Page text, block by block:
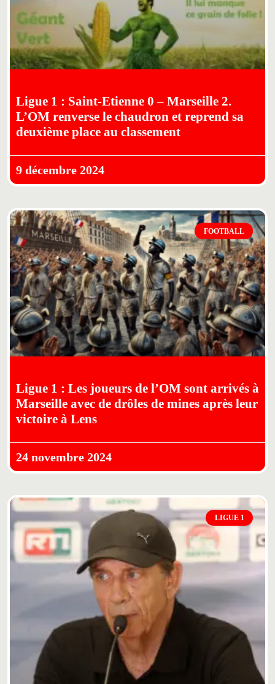
Ligue 1 : Saint-Etienne 0 – Marseille 2.
L’OM renverse le chaudron et reprend sa
deuxième place au classement
9 décembre 2024
FOOTBALL
Ligue 1 : Les joueurs de l’OM sont arrivés à
Marseille avec de drôles de mines après leur
victoire à Lens
24 novembre 2024
LIGUE 1